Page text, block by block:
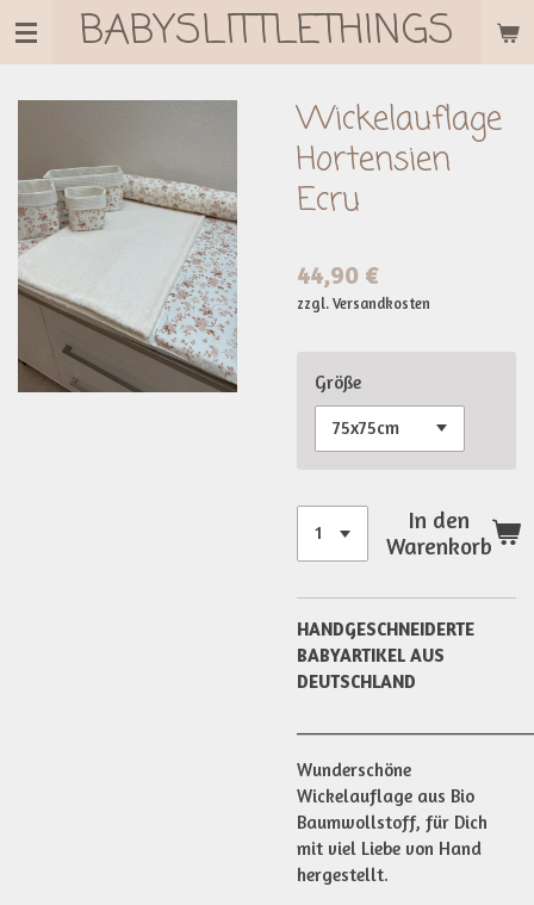
Zum
HauptinhaltBABYSLITTLETHINGS
Wickelauflage
Hortensien
Ecru
44,90 €
zzgl. Versandkosten
Größe
In den
Warenkorb
HANDGESCHNEIDERTE
BABYARTIKEL AUS
DEUTSCHLAND
Wunderschöne
Wickelauflage aus Bio
Baumwollstoff, für Dich
mit viel Liebe von Hand
hergestellt.